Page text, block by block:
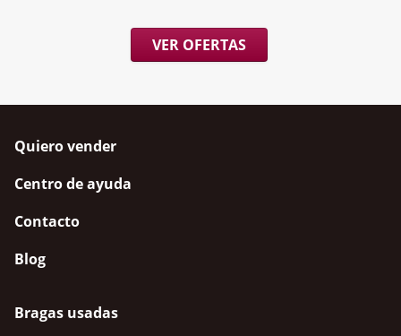
VER OFERTAS
Quiero vender
Centro de ayuda
Contacto
Blog
Bragas usadas